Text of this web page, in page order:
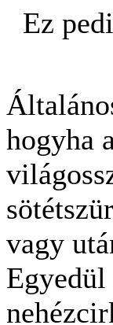
Ez
hogyha
vagy